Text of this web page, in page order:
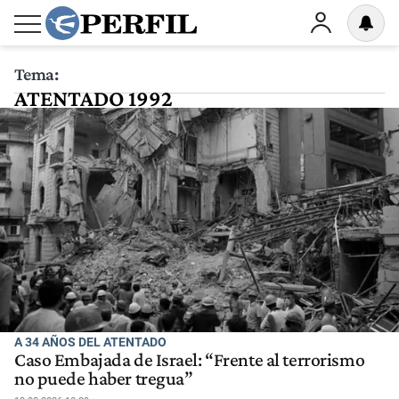
Tema:
ATENTADO 1992
A 34 AÑOS DEL ATENTADO
Caso Embajada de Israel: “Frente al terrorismo
no puede haber tregua”